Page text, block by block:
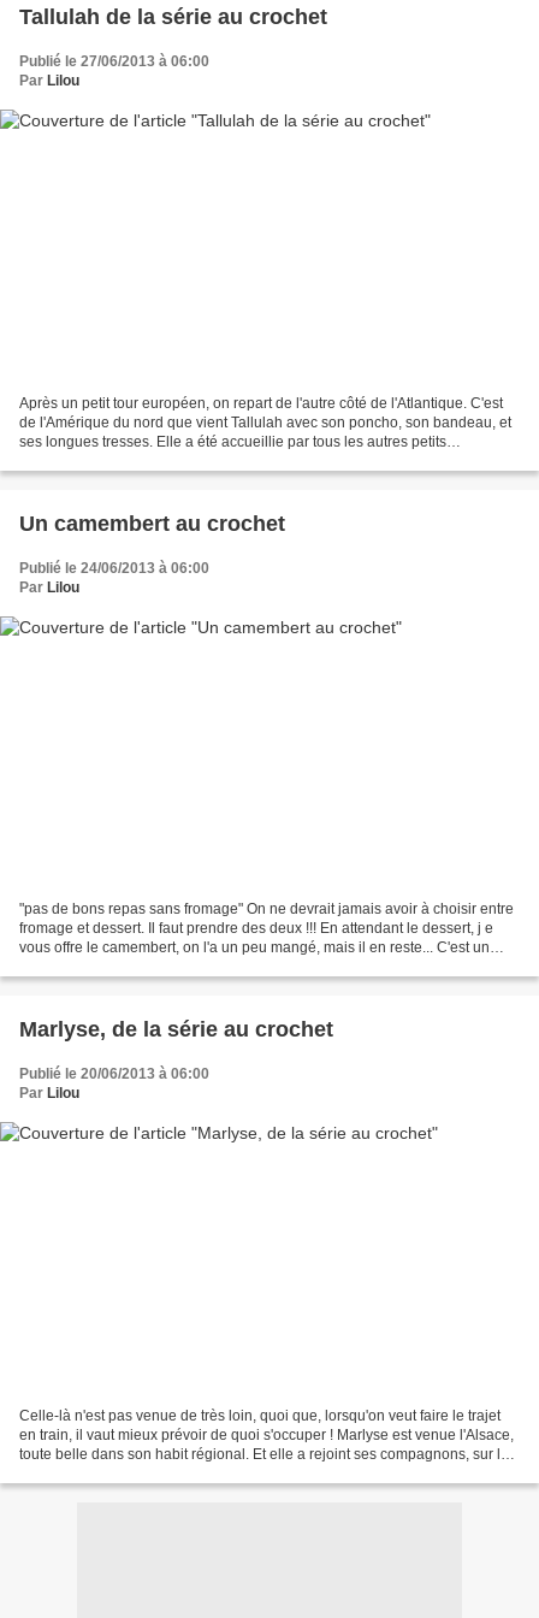
Tallulah de la série au crochet
Publié le 27/06/2013 à 06:00
Par Lilou
Après un petit tour européen, on repart de l'autre côté de l'Atlantique. C'est
de l'Amérique du nord que vient Tallulah avec son poncho, son bandeau, et
ses longues tresses. Elle a été accueillie par tous les autres petits
Un camembert au crochet
Publié le 24/06/2013 à 06:00
Par Lilou
"pas de bons repas sans fromage" On ne devrait jamais avoir à choisir entre
fromage et dessert. Il faut prendre des deux !!! En attendant le dessert, j e
vous offre le camembert, on l'a un peu mangé, mais il en reste... C'est un
Marlyse, de la série au crochet
Publié le 20/06/2013 à 06:00
Par Lilou
Celle-là n'est pas venue de très loin, quoi que, lorsqu'on veut faire le trajet
en train, il vaut mieux prévoir de quoi s'occuper ! Marlyse est venue l'Alsace,
toute belle dans son habit régional. Et elle a rejoint ses compagnons, sur la